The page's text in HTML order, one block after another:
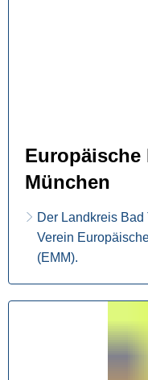
München
Der Landkreis
Verein
(EMM).